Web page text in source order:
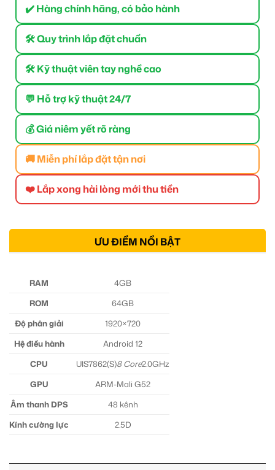
✔️ Hàng chính hãng, có bảo hành
🛠 Quy trình lắp đặt chuẩn
🛠 Kỹ thuật viên tay nghề cao
💬 Hỗ trợ kỹ thuật 24/7
💰 Giá niêm yết rõ ràng
🚚 Miễn phí lắp đặt tận nơi
❤️ Lắp xong hài lòng mới thu tiền
ƯU ĐIỂM NỔI BẬT
RAM
4GB
ROM
64GB
Độ phân giải
1920×720
Hệ điều hành
Android 12
CPU
UIS7862(S)8 Core2.0GHz
GPU
ARM-Mali G52
Âm thanh DPS
48 kênh
Kính cường lực
2.5D